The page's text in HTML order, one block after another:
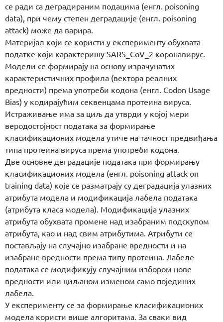
се ради са деградираним подацима (енгл. poisoning
data), при чему степен деградације (енгл. poisoning
attack) може да варира.
Материјал који се користи у експерименту обухвата
податке који карактеришу SARS_CoV_2 коронавирус.
Модели се формирају на основу израчунатих
карактеристичних профила (вектора реалних
вредности) према употреби кодона (енгл. Codon Usage
Bias) у кодирајућим секвенцама протеина вируса.
Истраживање има за циљ да утврди у којој мери
веродостојност података за формирање
класификационих модела утиче на тачност предвиђања
типа протеина вируса према употреби кодона.
Две основне деградације података при формирању
класификационих модела (енгл. poisoning attack on
training data) које се разматрају су деградација улазних
атрибута модела и модификација лабела података
(атрибута класа модела). Модификација улазних
атрибута обухвата промене над изабраним подскупом
атрибута, као и над свим атрибутима. Атрибути се
постављају на случајно изабране вредности и на
изабране вредности према типу протеина. Лабеле
података се модификују случајним избором нове
вредности или циљаном изменом само појединих
лабела.
У експерименту се за формирање класификационих
модела користи више алгоритама. За сваки вид